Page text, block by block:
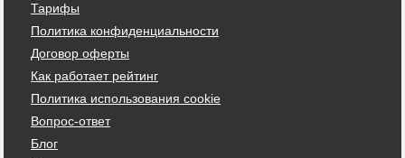
Тарифы
Политика конфиденциальности
Договор оферты
Как работает рейтинг
Политика использования cookie
Вопрос-ответ
Блог